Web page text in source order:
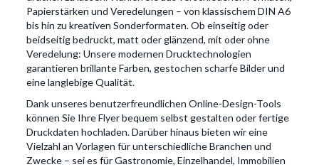
Papierstärken und Veredelungen – von klassischem DIN A6
bis hin zu kreativen Sonderformaten. Ob einseitig oder
beidseitig bedruckt, matt oder glänzend, mit oder ohne
Veredelung: Unsere modernen Drucktechnologien
garantieren brillante Farben, gestochen scharfe Bilder und
eine langlebige Qualität.
Dank unseres benutzerfreundlichen Online-Design-Tools
können Sie Ihre Flyer bequem selbst gestalten oder fertige
Druckdaten hochladen. Darüber hinaus bieten wir eine
Vielzahl an Vorlagen für unterschiedliche Branchen und
Zwecke – sei es für Gastronomie, Einzelhandel, Immobilien